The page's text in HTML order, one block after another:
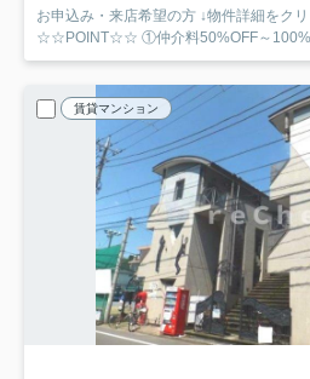
お申込み・来店希望の方 ↓物件詳細をク
☆☆POINT☆☆ ①仲介料50%OFF～
賃貸マンション